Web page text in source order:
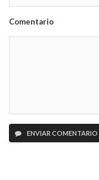
Comentario
ENVIAR COMENTARIO